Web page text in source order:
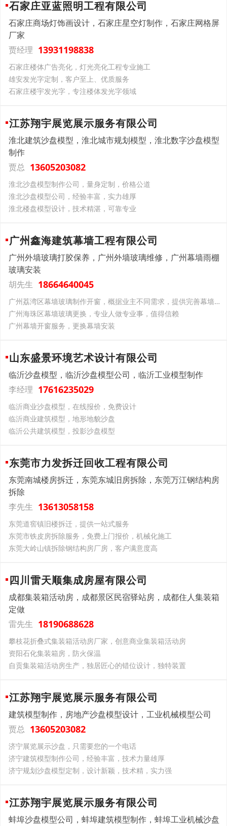
石家庄亚蓝照明工程有限公司
石家庄商场灯饰画设计，石家庄星空灯制作，石家庄网格屏
厂家
贾经理 13931198838
石家庄楼体广告亮化，灯光亮化工程专业施工
雄安发光字定制，客户至上、优质服务
石家庄楼宇发光字，专注楼体发光字领域
江苏翔宇展览展示服务有限公司
淮北建筑沙盘模型，淮北城市规划模型，淮北数字沙盘模型
制作
贾总 13605203082
淮北沙盘模型制作公司，量身定制，价格公道
淮北沙盘模型公司，经验丰富，实力雄厚
淮北楼盘模型设计，技术精湛，可靠专业
广州鑫海建筑幕墙工程有限公司
广州外墙玻璃打胶保养，广州外墙玻璃维修，广州幕墙雨棚
玻璃安装
胡先生 18664640045
广州荔湾区幕墙玻璃制作开窗，概据业主不同需求，提供完善幕墙清洗方案
广州海珠区幕墙玻璃更换，专业人做专业事，值得信赖
广州幕墙开窗服务，更换幕墙安装
山东盛景环境艺术设计有限公司
临沂沙盘模型，临沂沙盘模型公司，临沂工业模型制作
李经理 17616235029
临沂商业沙盘模型，在线报价，免费设计
临沂商业建筑模型，地形地貌沙盘
临沂公共建筑模型，投影沙盘模型
东莞市力发拆迁回收工程有限公司
东莞南城楼房拆迁，东莞东城旧房拆除，东莞万江钢结构房
拆除
李先生 13613058158
东莞道窖镇旧楼拆迁，提供一站式服务
东莞市铁皮房拆除服务，免费上门报价，机械化施工
东莞大岭山镇拆除钢结构房厂房，客户满意度高
四川雷天顺集成房屋有限公司
成都集装箱活动房，成都景区民宿驿站房，成都住人集装箱
定做
雷先生 18190688628
攀枝花折叠式集装箱活动房厂家，创意商业集装箱活动房
资阳石化集装箱房，防火保温
自贡集装箱活动房生产，独居匠心的错位设计，独特装置
江苏翔宇展览展示服务有限公司
建筑模型制作，房地产沙盘模型设计，工业机械模型公司
贾总 13605203082
济宁展览展示沙盘，只需要您的一个电话
济宁建筑模型制作公司，经验丰富，技术力量雄厚
济宁规划沙盘模型定制，设计新颖，技术精，实力强
江苏翔宇展览展示服务有限公司
蚌埠沙盘模型公司，蚌埠建筑模型制作，蚌埠工业机械沙盘